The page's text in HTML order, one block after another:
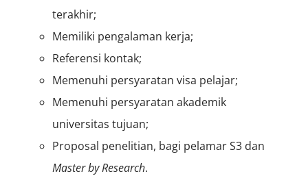
terakhir;
Memiliki pengalaman kerja;
Referensi kontak;
Memenuhi persyaratan visa pelajar;
Memenuhi persyaratan akademik
universitas tujuan;
Proposal penelitian, bagi pelamar S3 dan
Master by Research.